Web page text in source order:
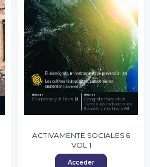
ACTIVAMENTE SOCIALES 6
VOL 1
Acceder